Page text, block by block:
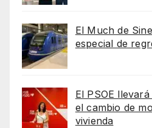
El Much de
especial de
El PSOE
el cambio de
vivienda